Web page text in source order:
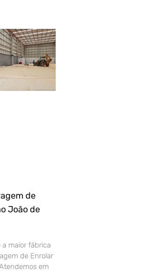
de
João de
a maior fábrica
de Enrolar
em